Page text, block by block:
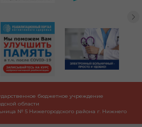
бюджетное учреждение
области
№ 5 Нижегородского района г. Нижнего